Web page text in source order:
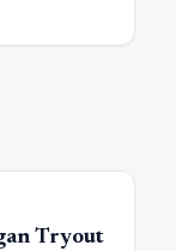
Tryout